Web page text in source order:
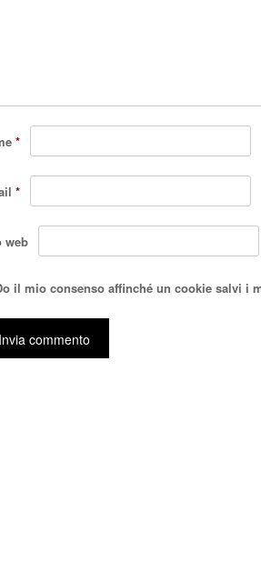
*
*
web
il mio consenso affinché un cookie salvi i